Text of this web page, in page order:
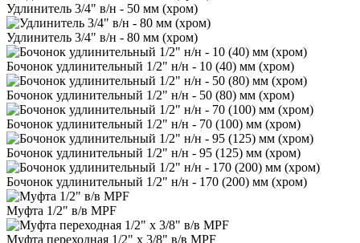
Удлинитель 3/4" в/н - 50 мм (хром)
Удлинитель 3/4" в/н - 80 мм (хром)
Бочонок удлинительный 1/2" н/н - 10 (40) мм (хром)
Бочонок удлинительный 1/2" н/н - 50 (80) мм (хром)
Бочонок удлинительный 1/2" н/н - 70 (100) мм (хром)
Бочонок удлинительный 1/2" н/н - 95 (125) мм (хром)
Бочонок удлинительный 1/2" н/н - 170 (200) мм (хром)
Муфта 1/2" в/в MPF
Муфта переходная 1/2" х 3/8" в/в MPF